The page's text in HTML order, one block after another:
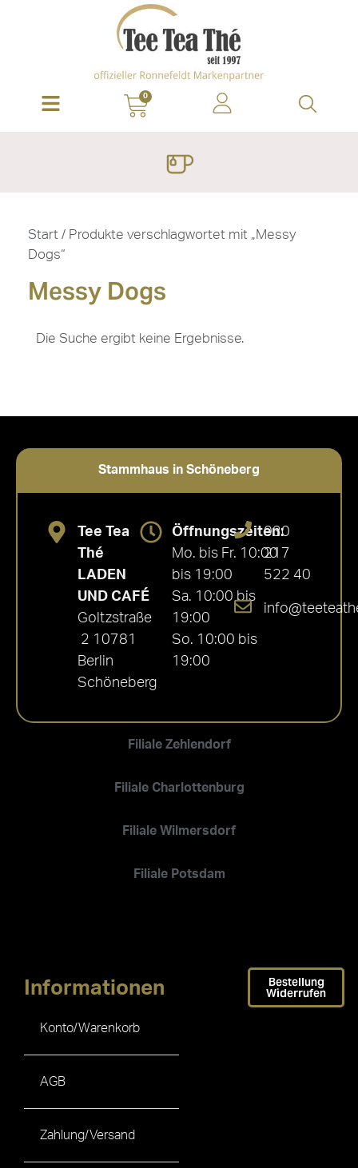
0
Start / Produkte verschlagwortet mit „Messy
Dogs“
Messy Dogs
Die Suche ergibt keine Ergebnisse.
Stammhaus in Schöneberg
Filiale Zehlendorf
Filiale Charlottenburg
Filiale Wilmersdorf
Filiale Potsdam
Tee Tea
Thé
LADEN
UND CAFÉ
Goltzstraße
2 10781
Berlin
Schöneberg
Öffnungszeiten:
Mo. bis Fr. 10:00
bis 19:00
Sa. 10:00 bis
19:00
So. 10:00 bis
19:00
030
217
522 40
Informationen
Konto/Warenkorb
AGB
Zahlung/Versand
Bestellung
Widerrufen